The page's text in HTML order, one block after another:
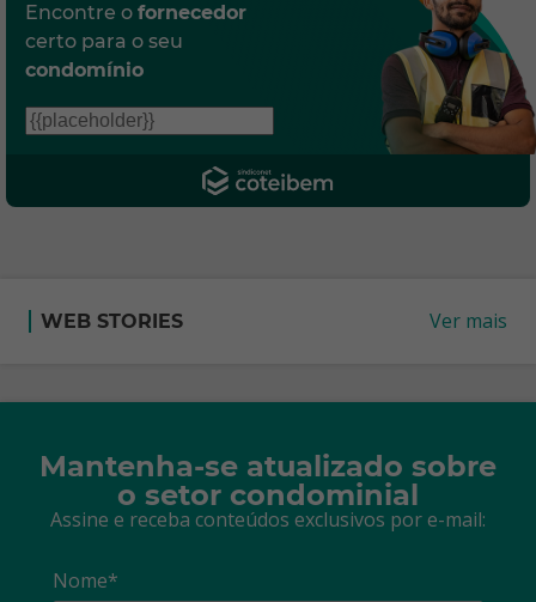
Encontre o fornecedor
certo para o seu
condomínio
WEB STORIES Ver mais
Mantenha-se atualizado sobre
o setor condominial
Assine e receba conteúdos exclusivos por e-mail:
Nome*